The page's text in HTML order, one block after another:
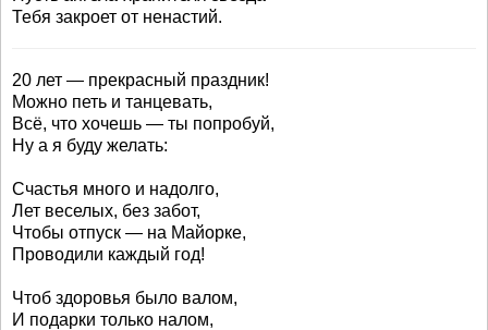
Тебя закроет от ненастий.
20 лет — прекрасный праздник!
Можно петь и танцевать,
Всё, что хочешь — ты попробуй,
Ну а я буду желать:
Счастья много и надолго,
Лет веселых, без забот,
Чтобы отпуск — на Майорке,
Проводили каждый год!
Чтоб здоровья было валом,
И подарки только налом,